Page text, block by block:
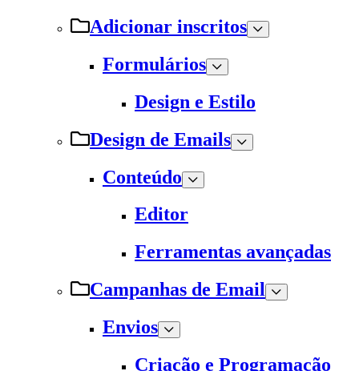
Adicionar inscritos
Formulários
Design e Estilo
Design de Emails
Conteúdo
Editor
Ferramentas avançadas
Campanhas de Email
Envios
Criação e Programação